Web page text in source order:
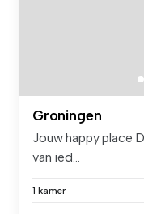
Groningen
Jouw happy place
van ied...
1 kamer